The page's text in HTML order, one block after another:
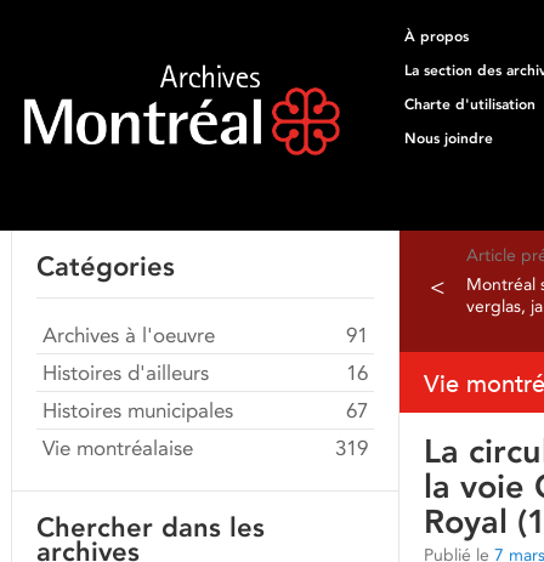
À propos
La section des
Charte d'utilisation
Nous joindre
Article
<
Montréal
verglas,
Vie
La
la voie
Royal
Publié le 7
Catégories
Archives à l'oeuvre
91
Histoires d'ailleurs
16
Histoires municipales
67
Vie montréalaise
319
Chercher dans les
archives